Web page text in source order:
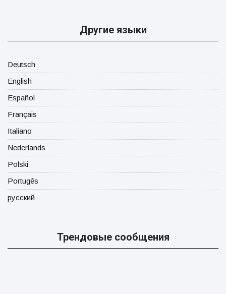
Другие языки
Deutsch
English
Español
Français
Italiano
Nederlands
Polski
Portugês
русский
Трендовые сообщения